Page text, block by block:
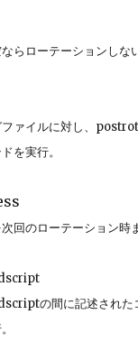
らローテーションしない
ファイルに対し、
を実行。
回のローテーション時
の間に記述された